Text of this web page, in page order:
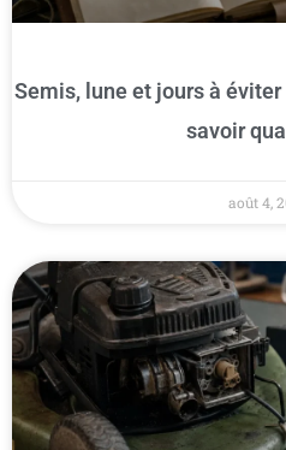
Semis, lune et jours à
savoir
août 4,